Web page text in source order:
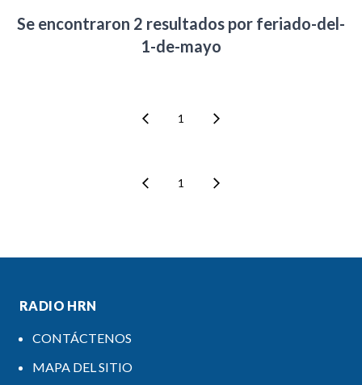
Se encontraron 2 resultados por feriado-del-
1-de-mayo
1
1
RADIO HRN
CONTÁCTENOS
MAPA DEL SITIO